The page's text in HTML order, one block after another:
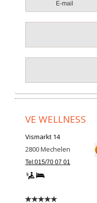
E-mail
VE WELLNESS
Vismarkt 14
2800Mechelen
Tel:015/70 07 01